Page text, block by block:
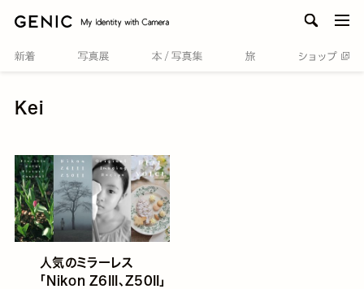
Kei
人気のミラーレス
「Nikon Z6III、Z50II」